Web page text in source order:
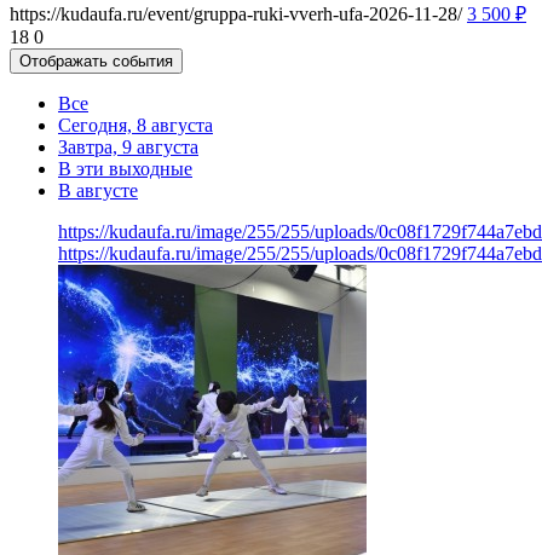
https://kudaufa.ru/event/gruppa-ruki-vverh-ufa-2026-11-28/ 3 500 ₽
18 0
Отображать события
Все
Сегодня, 8 августа
Завтра, 9 августа
В эти выходные
В августе
https://kudaufa.ru/image/255/255/uploads/
https://kudaufa.ru/image/255/255/uploads/